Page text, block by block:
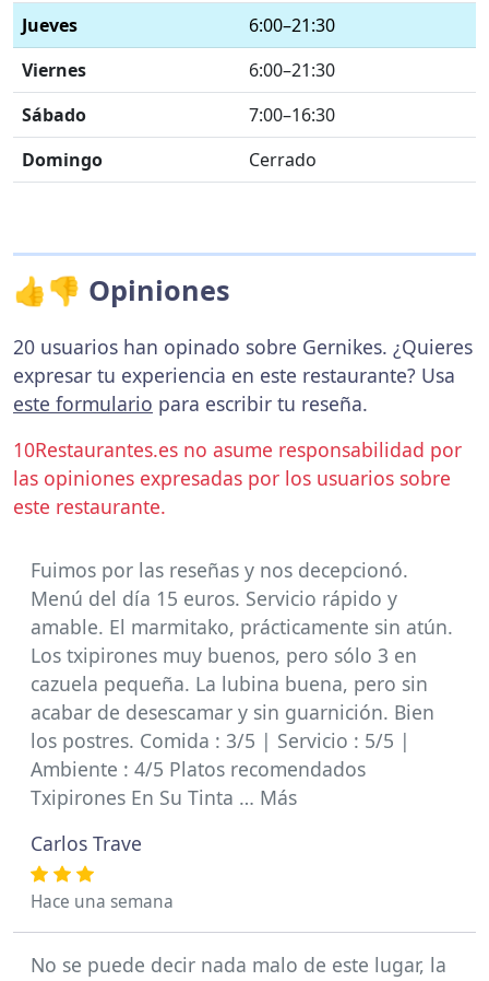
Jueves
6:00–21:30
Viernes
6:00–21:30
Sábado
7:00–16:30
Domingo
Cerrado
👍👎 Opiniones
20 usuarios han opinado sobre Gernikes. ¿Quieres
expresar tu experiencia en este restaurante? Usa
este formulario para escribir tu reseña.
10Restaurantes.es no asume responsabilidad por
las opiniones expresadas por los usuarios sobre
este restaurante.
Fuimos por las reseñas y nos decepcionó.
Menú del día 15 euros. Servicio rápido y
amable. El marmitako, prácticamente sin atún.
Los txipirones muy buenos, pero sólo 3 en
cazuela pequeña. La lubina buena, pero sin
acabar de desescamar y sin guarnición. Bien
los postres. Comida : 3/5 | Servicio : 5/5 |
Ambiente : 4/5 Platos recomendados
Txipirones En Su Tinta … Más
Carlos Trave
Hace una semana
No se puede decir nada malo de este lugar, la